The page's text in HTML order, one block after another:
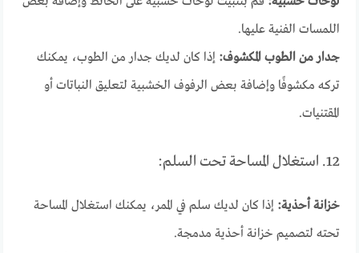
اللمسات الفنية عليها.
جدار من الطوب المكشوف: إذا كان لديك جدار من الطوب، يمكنك
تركه مكشوفًا وإضافة بعض الرفوف الخشبية لتعليق النباتات أو
المقتنيات.
12. استغلال المساحة تحت السلم:
خزانة أحذية: إذا كان لديك سلم في الممر، يمكنك استغلال المساحة
تحته لتصميم خزانة أحذية مدمجة.